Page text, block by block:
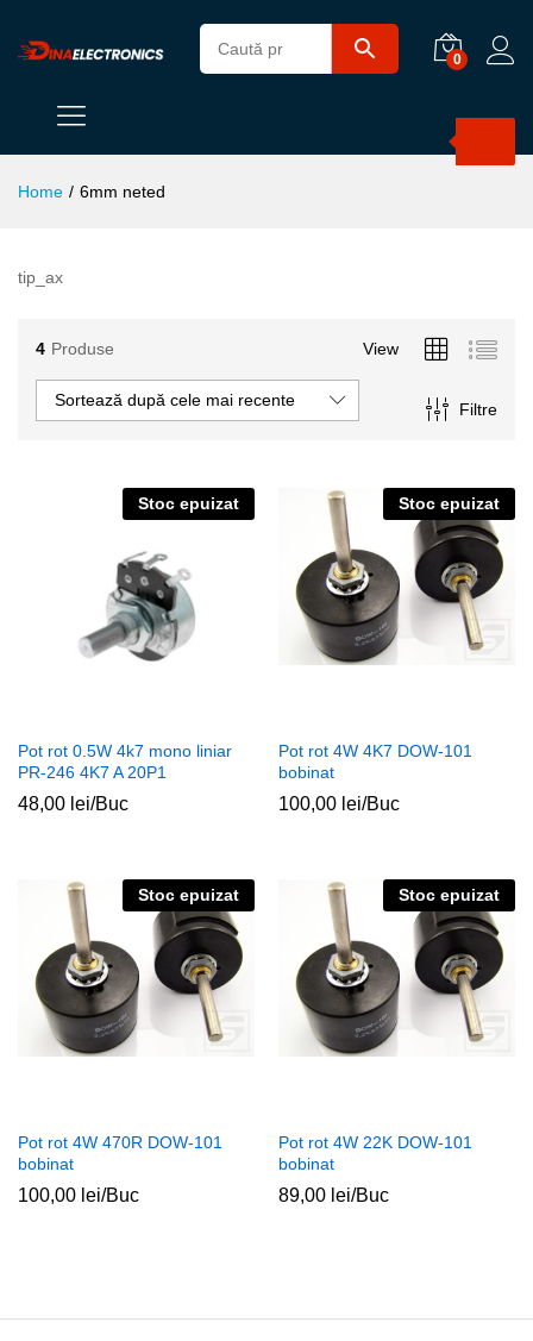
0
Home / 6mm neted
tip_ax
4 Produse View
Filtre
Sortează după cele mai recente
Stoc epuizat
Pot rot 0.5W 4k7 mono liniar
PR-246 4K7 A 20P1
48,00 lei/Buc
Stoc epuizat
Pot rot 4W 4K7 DOW-101
bobinat
100,00 lei/Buc
Stoc epuizat
Pot rot 4W 470R DOW-101
bobinat
100,00 lei/Buc
Stoc epuizat
Pot rot 4W 22K DOW-101
bobinat
89,00 lei/Buc